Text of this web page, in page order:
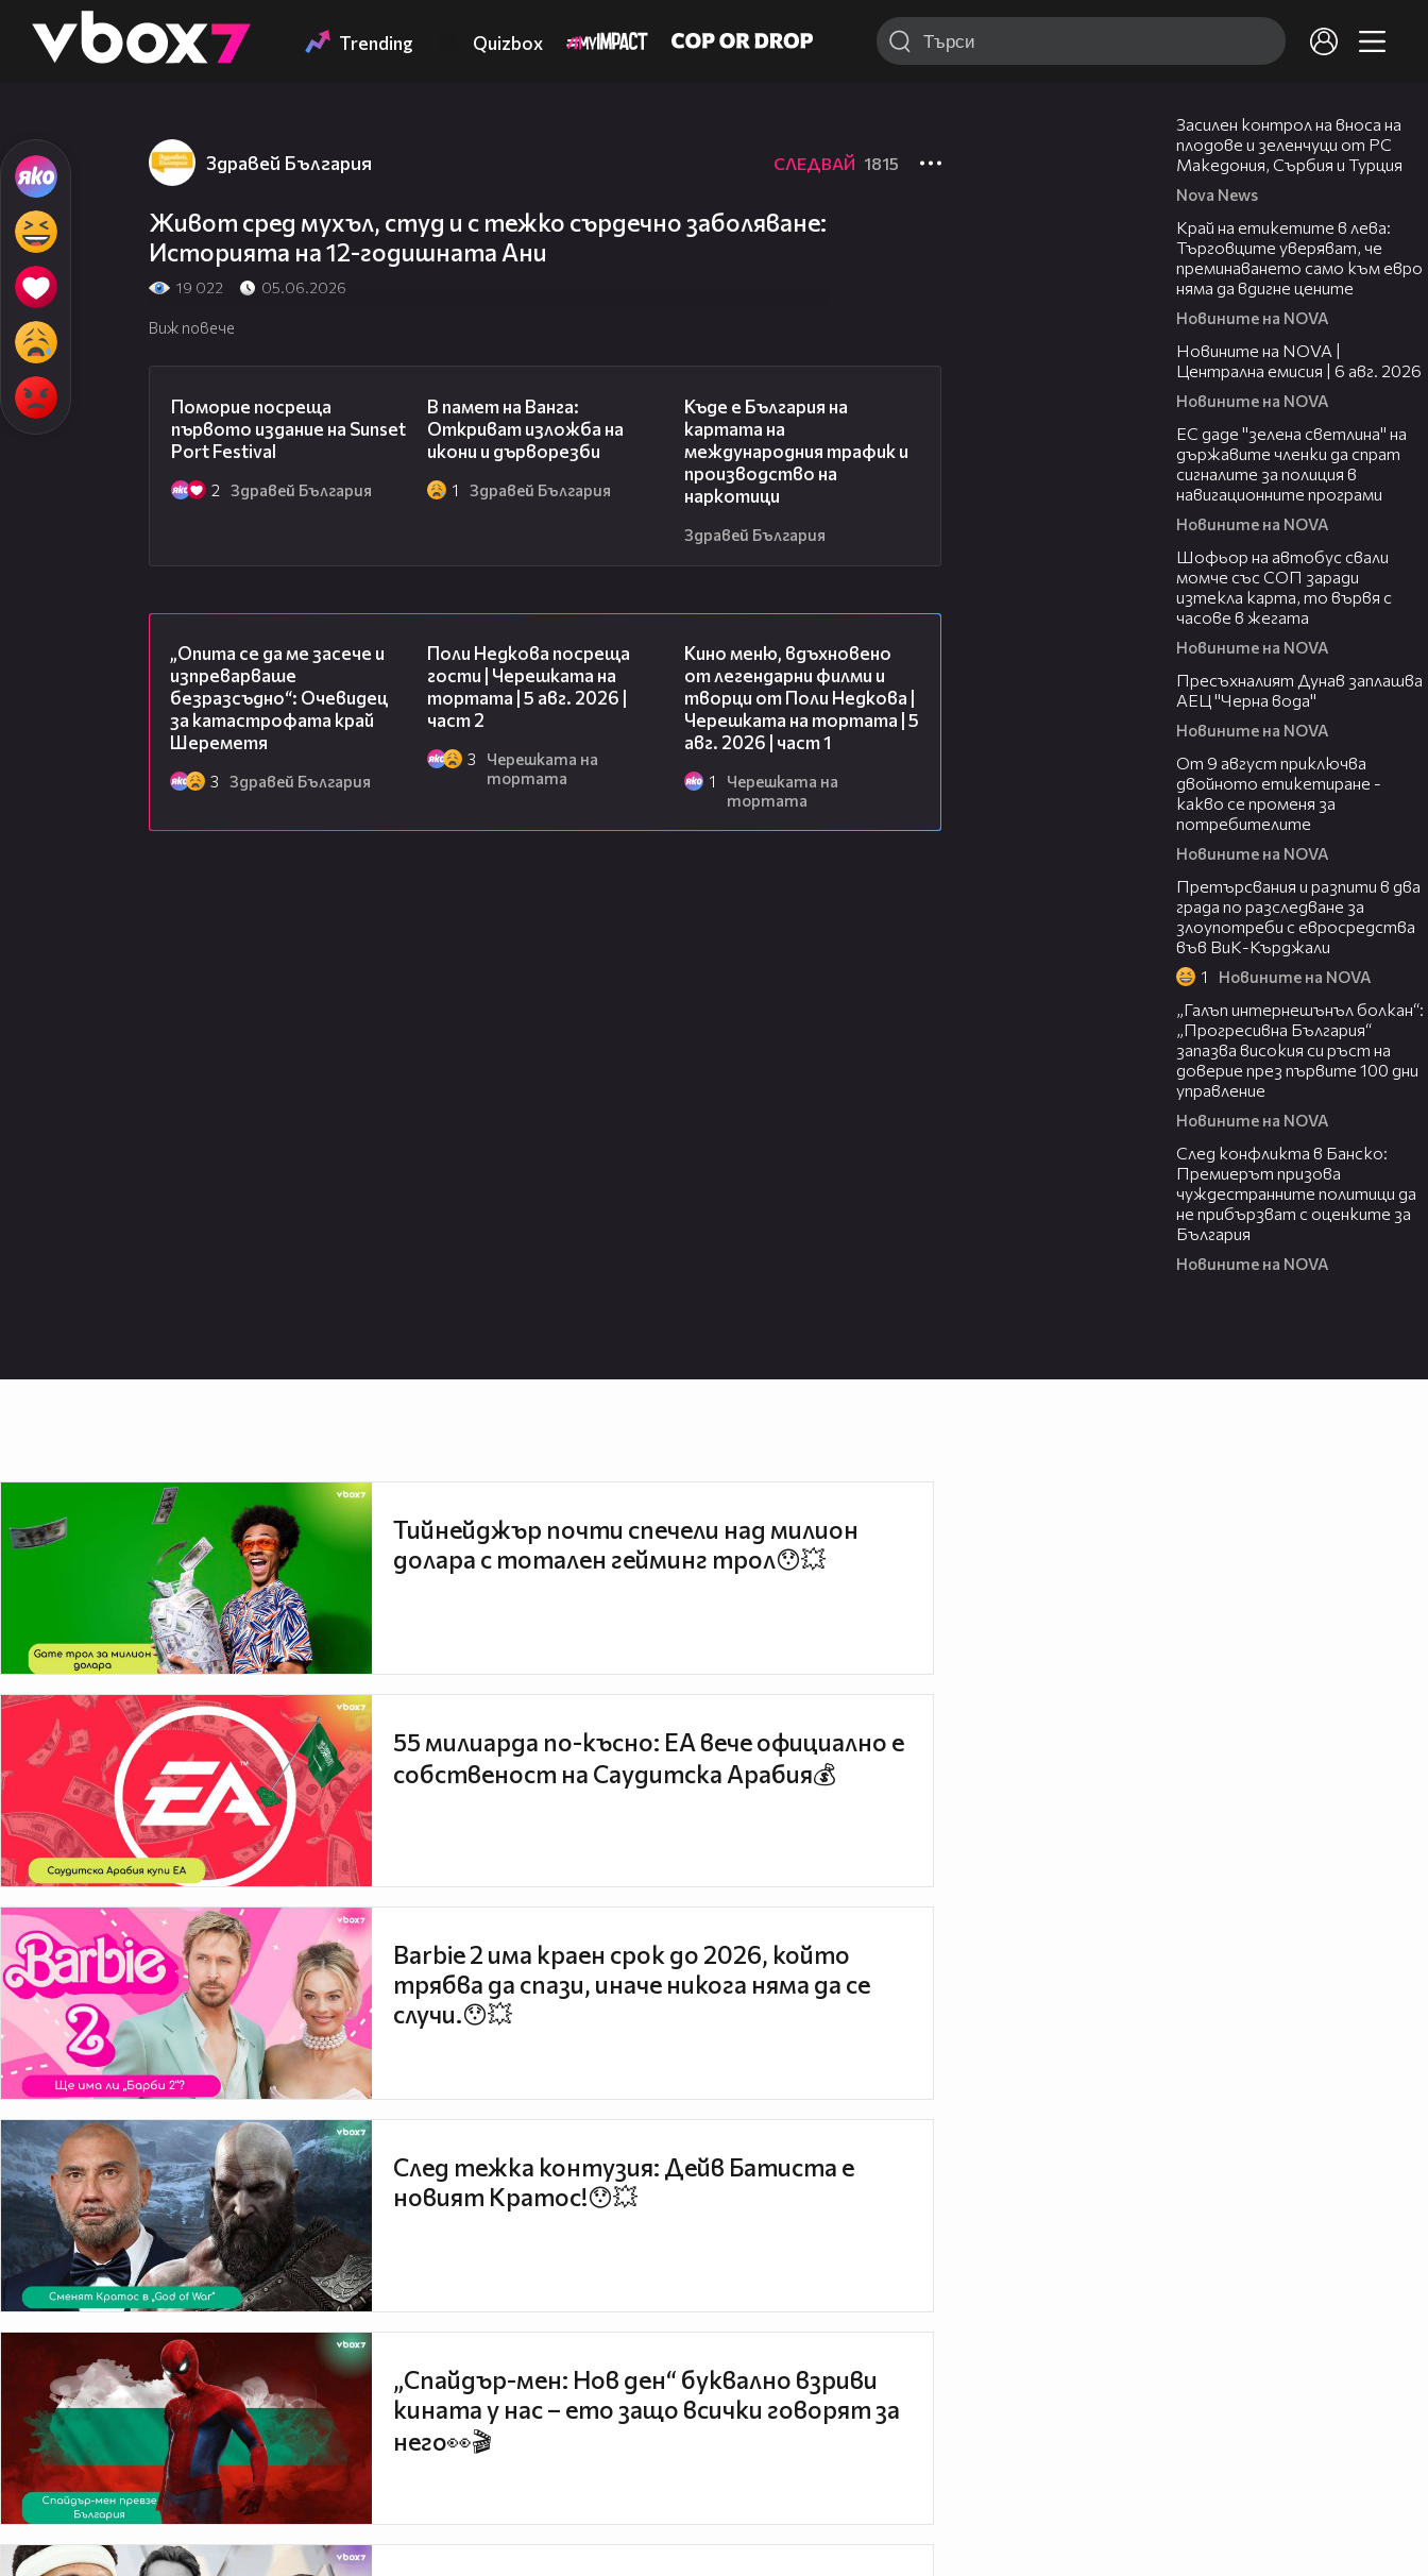
👾 Trending Quizbox
Здравей България СЛЕДВАЙ 1815
Живот сред мухъл, студ и с тежко сърдечно заболяване:
Историята на 12-годишната Ани
19 022 05.06.2026
Виж повече
Поморие посреща
първото издание на Sunset
Port Festival
2 Здравей България
В памет на Ванга:
Откриват изложба на
икони и дърворезби
1 Здравей България
Къде е България на
картата на
международния трафик и
производство на
наркотици
Здравей България
„Опита се да ме засече и
изпреварваше
безразсъдно“: Очевидец
за катастрофата край
Шереметя
3 Здравей България
Поли Недкова посреща
гости | Черешката на
тортата | 5 авг. 2026 |
част 2
3
Черешката на
тортата
Кино меню, вдъхновено
от легендарни филми и
творци от Поли Недкова |
Черешката на тортата | 5
авг. 2026 | част 1
1
Черешката на
тортата
Засилен контрол на вноса на
плодове и зеленчуци от РС
Македония, Сърбия и Турция
Nova News
Край на етикетите в лева:
Търговците уверяват, че
преминаването само към евро
няма да вдигне цените
Новините на NOVA
Новините на NOVA |
Централна емисия | 6 авг. 2026
Новините на NOVA
ЕС даде "зелена светлина" на
държавите членки да спрат
сигналите за полиция в
навигационните програми
Новините на NOVA
Шофьор на автобус свали
момче със СОП заради
изтекла карта, то вървя с
часове в жегата
Новините на NOVA
Пресъхналият Дунав заплашва
АЕЦ "Черна вода"
Новините на NOVA
От 9 август приключва
двойното етикетиране -
какво се променя за
потребителите
Новините на NOVA
Претърсвания и разпити в два
града по разследване за
злоупотреби с евросредства
във ВиК-Кърджали
1 Новините на NOVA
„Галъп интернешънъл болкан“:
„Прогресивна България“
запазва високия си ръст на
доверие през първите 100 дни
управление
Новините на NOVA
След конфликта в Банско:
Премиерът призова
чуждестранните политици да
не прибързват с оценките за
България
Новините на NOVA
Тийнейджър почти спечели над милион
долара с тотален гейминг трол😯💥
55 милиарда по-късно: EA вече официално е
собственост на Саудитска Арабия💰
Barbie 2 има краен срок до 2026, който
трябва да спази, иначе никога няма да се
случи.😯💥
След тежка контузия: Дейв Батиста е
новият Кратос!😯💥
„Спайдър-мен: Нов ден“ буквално взриви
кината у нас – ето защо всички говорят за
него👀🎬